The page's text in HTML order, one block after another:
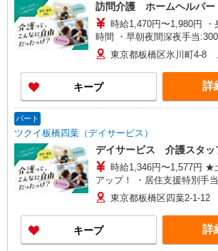
訪問介護 ホームヘルパ
時給1,470円〜1,980円 ・身体介護手当:500円/
時間 ・早朝夜間深夜手当
翌07:59の時間帯） ・ICT手
→ケアの移動時間も賃金（時
日手当:100円/時間含む ※給
よる
東京都板橋区氷川町4-8
キープ 詳
パート
ツクイ板橋四葉（デイサービス）
デイサービス 介護スタッ
時給1,346円〜1,577円 ★土日祝日は時給100円
アップ！ ・居住支援特別手
給与幅は資格・経験等による
東京都板橋区四葉2-1-12
キープ 詳